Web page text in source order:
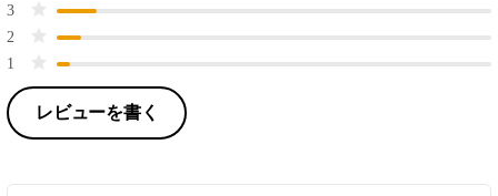
3
2
1
レビューを書く